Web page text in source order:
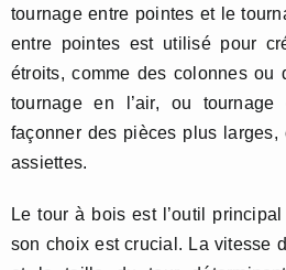
tournage entre pointes et le
entre pointes est utilisé pour
étroits, comme des colonnes ou
tournage en l’air, ou
façonner des pièces plus
assiettes.
Le tour à bois est l’outil
son choix est crucial. La vitesse